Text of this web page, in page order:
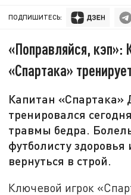
ПОДПИШИТЕСЬ:
«Поправляйся, кэп»:
«Спартака»
Капитан «Спартака»
тренировался
травмы бедра.
футболисту здоровья
вернуться в строй.
Ключевой игрок